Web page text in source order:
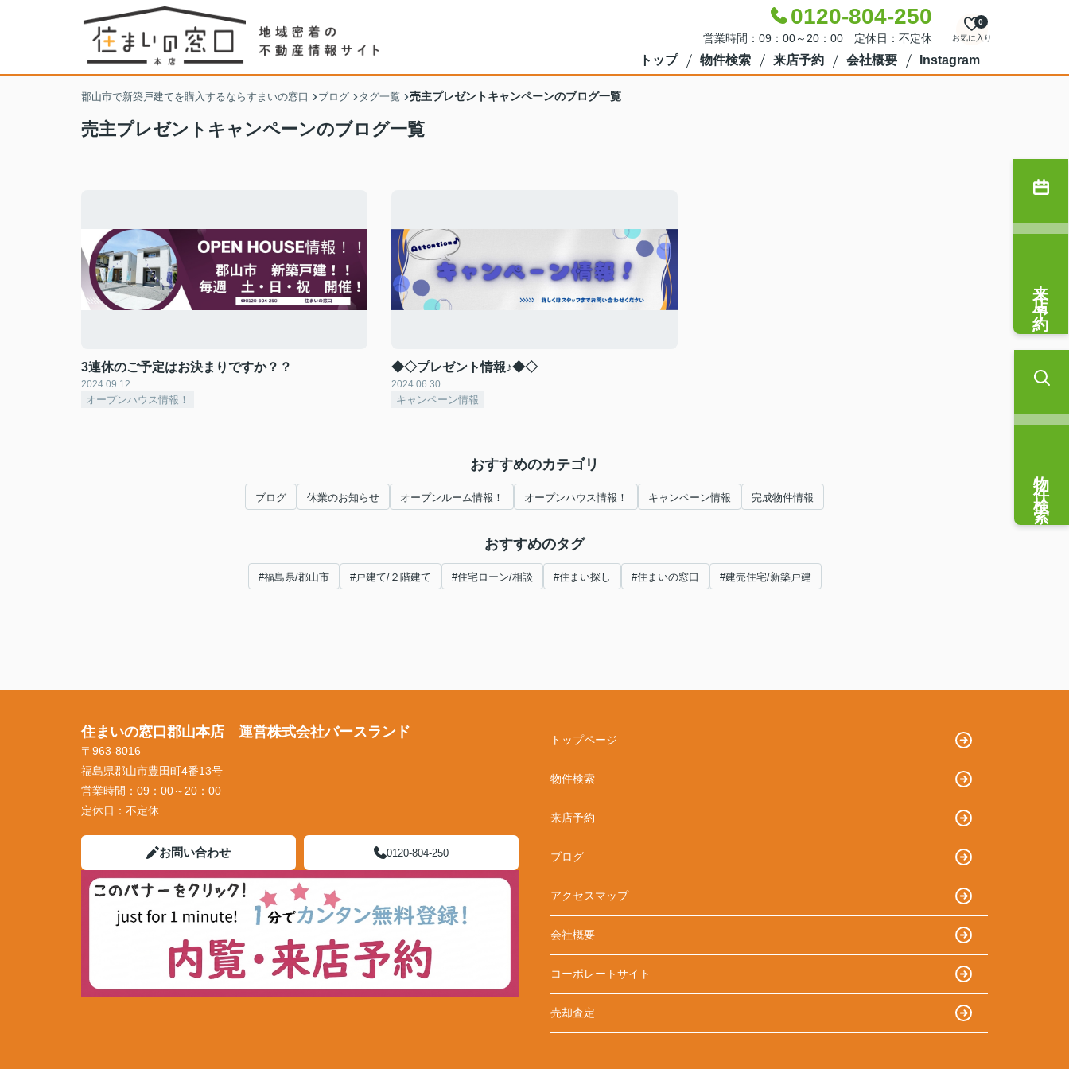
0120-804-250
営業時間：09：00～20：00 定休日：不定休 お気に入り
0
トップ 物件検索 来店予約 会社概要 Instagram
郡山市で新築戸建てを購入するならすまいの窓口 ブログ タグ一覧 売主プレゼントキャンペーンのブログ一覧
売主プレゼントキャンペーンのブログ一覧
3連休のご予定はお決まりですか？？
2024.09.12
オープンハウス情報！
◆◇プレゼント情報♪◆◇
2024.06.30
キャンペーン情報
おすすめのカテゴリ
ブログ 休業のお知らせ オープンルーム情報！ オープンハウス情報！ キャンペーン情報 完成物件情報
おすすめのタグ
#福島県/郡山市 #戸建て/２階建て #住宅ローン/相談 #住まい探し #住まいの窓口 #建売住宅/新築戸建
来店予約
住まいの窓口郡山本店 運営株式会社バースランド
〒963-8016
福島県郡山市豊田町4番13号
営業時間： 09：00～20：00
定休日： 不定休
お問い合わせ 0120-804-250
トップページ
物件検索
来店予約
ブログ
アクセスマップ
会社概要
コーポレートサイト
売却査定
物件検索